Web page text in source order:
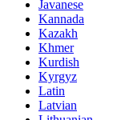
Javanese
Kannada
Kazakh
Khmer
Kurdish
Kyrgyz
Latin
Latvian